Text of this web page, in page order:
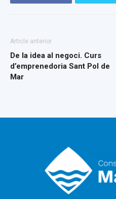
Article anterior
De la idea al negoci. Curs
d’emprenedoria Sant Pol de
Mar